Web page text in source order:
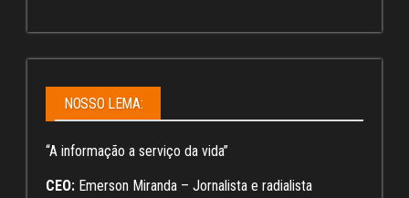
NOSSO LEMA:
“A informação a serviço da vida”
CEO: Emerson Miranda – Jornalista e radialista